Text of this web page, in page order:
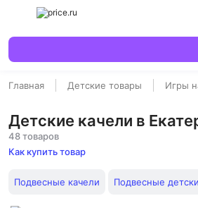
Главная Детские товары Игры
Детские качели в
48 товаров
Как купить товар
Подвесные качели Подвесные